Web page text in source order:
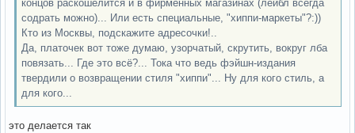
концов раскошелится и в фирменных магазинах (лейбл всегда
содрать можно)... Или есть специальные, "хиппи-маркеты"?:))
Кто из Москвы, подскажите адресочки!..
Да, платочек вот тоже думаю, узорчатый, скрутить, вокруг лба
повязать... Где это всё?... Тока что ведь фэйшн-издания
твердили о возвращении стиля "хиппи"... Ну для кого стиль, а
для кого...
это делается так